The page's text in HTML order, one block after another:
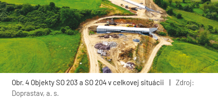
Obr. 4 Objekty SO 203 a SO 204 v celkovej situácii |
Zdroj:
Doprastav, a. s.